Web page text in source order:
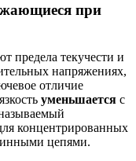
при
предела текучести и
напряжениях,
отличие
уменьшается с
концентрированных
цепями.